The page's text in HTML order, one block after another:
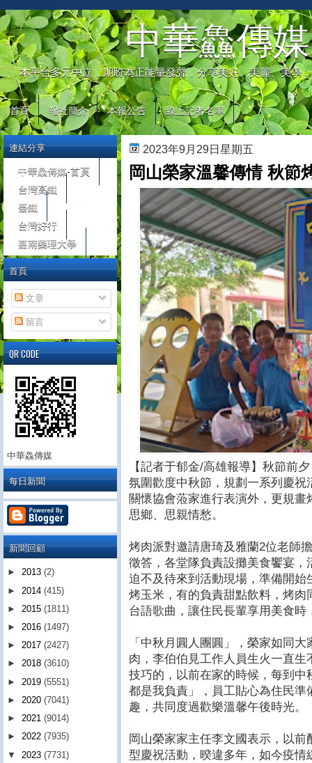
中華鱻傳媒
本平台多元中立，期盼為正能量發聲，分享美好、美麗、美學
首頁 報社簡介 本報公告 線上記者名單
2023年9月29日星期五
岡山榮家溫馨傳情 秋節
【記者于郁金/高雄報導】秋節前
氛圍歡度中秋節，規劃一系列慶
關懷協會蒞家進行表演外，更規
思鄉、思親情愁。
烤肉派對邀請唐琦及雅蘭2位老師
徵答，各堂隊負責設攤美食饗宴
迫不及待來到活動現場，準備開
烤玉米，有的負責甜點飲料，烤
台語歌曲，讓住民長輩享用美食
「中秋月圓人團圓」，榮家如同
肉，李伯伯見工作人員生火一直
技巧的，以前在家的時候，每到
都是我負責」，員工貼心為住民
趣，共同度過歡樂溫馨午後時光。
岡山榮家家主任李文國表示，以
型慶祝活動，暌違多年，如今疫
連結分享
中華鱻傳媒-首頁
台灣高鐵
臺鐵
台灣好行
嘉南藥理大學
首頁
文章
留言
QR CODE
中華鱻傳媒
每日新聞
新聞回顧
► 2013 (2)
► 2014 (415)
► 2015 (1811)
► 2016 (1497)
► 2017 (2427)
► 2018 (3610)
► 2019 (5551)
► 2020 (7041)
► 2021 (9014)
► 2022 (7935)
▼ 2023 (7731)